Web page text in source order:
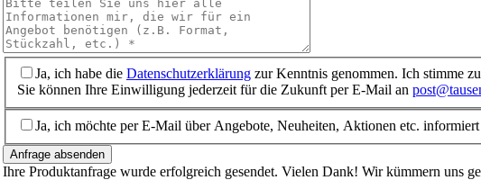
Ja, ich habe die Datenschutzerklärung zur Kenntnis genommen. Ich stimme
Sie können Ihre Einwilligung jederzeit für die Zukunft per E-Mail an
Ja, ich möchte per E-Mail über Angebote, Neuheiten, Aktionen etc.
Anfrage absenden
Ihre Produktanfrage wurde erfolgreich gesendet. Vielen Dank! Wir kümmern uns